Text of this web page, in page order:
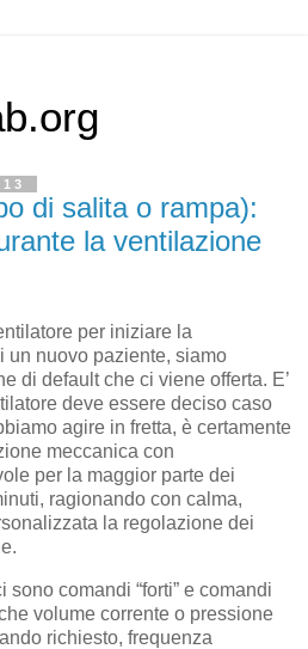
di salita o rampa):
la ventilazione
per iniziare la
un nuovo paziente, siamo
di default che ci viene offerta. E’
deve essere deciso caso
agire in fretta, è certamente
meccanica con
per la maggior parte dei
ragionando con calma,
la regolazione dei
sono comandi “forti” e comandi
volume corrente o pressione
richiesto, frequenza